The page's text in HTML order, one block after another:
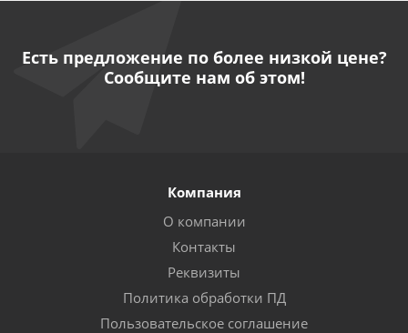
Есть предложение по более низкой цене?
Сообщите нам об этом!
Компания
О компании
Контакты
Реквизиты
Политика обработки ПД
Пользовательское соглашение